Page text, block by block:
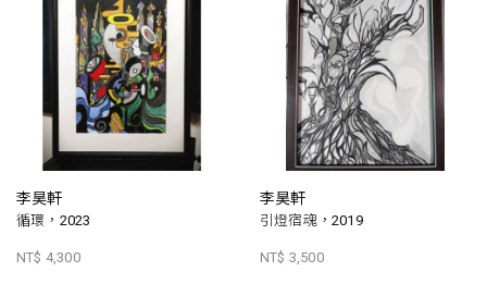
李昊軒
循環，2023
NT$ 4,300
李昊軒
引燈宿魂，2019
NT$ 3,500